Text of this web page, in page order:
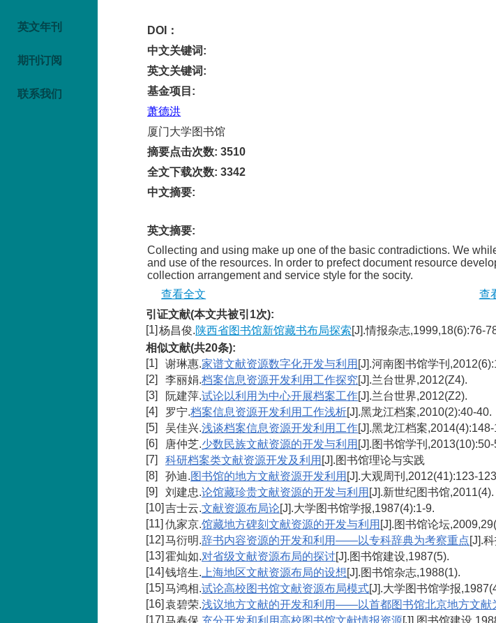
英文年刊
期刊订阅
联系我们
DOI：
中文关键词:
英文关键词:
基金项目 :
萧德洪
厦门大学图书馆
摘要点击次数: 3510
全文下载次数: 3342
中文摘要:
英文摘要:
Collecting and using make up one of the basic contradictions. We
and use of the resources. In order to prefect document resource
collection arrangement and service style for the socity.
查看全文
查
引证文献(本文共被引1次):
[1] 杨昌俊.陕西省图书馆新馆藏书布局探索[J].情报杂志,1999,18(6):76-
相似文献(共20条):
[1]
谢琳惠.家谱文献资源数字化开发与利用 [J].河南图书馆学刊
[2]
李丽娟.档案信息资源开发利用工作探究[J].兰台世界,2012(Z4).
[3]
阮建萍.试论以利用为中心开展档案工作[J].兰台世界,2012(Z2).
[4]
罗宁.档案信息资源开发利用工作浅析[J].黑龙江档案,2010(2):40-40.
[5]
吴佳兴.浅谈档案信息资源开发利用工作[J].黑龙江档案,2014(4):148-
[6]
唐仲芝.少数民族文献资源的开发与利用 [J].图书馆学刊,2013(10):50-
[7]
科研档案类文献资源开发及利用 [J].图书馆理论与实践
[8]
孙迪.图书馆的地方文献资源开发利用 [J].大观周刊,2012(41):123-
[9]
刘建忠.论馆藏珍贵文献资源的开发与利用 [J].新世纪图书馆,2011(4).
[10] 吉士云.文献资源布局论[J].大学图书馆学报,1987(4):1-9.
[11] 仇家京.馆藏地方碑刻文献资源的开发与利用 [J].图书馆论坛
[12] 马衍明.辞书内容资源的开发和利用——以专科辞典为考察重点[J].
[13] 霍灿如.对省级文献资源布局的探讨[J].图书馆建设,1987(5).
[14] 钱培生. 上海地区文献资源布局的设想[J].图书馆杂志,1988(1).
[15] 马鸿相.试论高校图书馆文献资源布局模式[J].大学图书馆学报
[16] 袁碧荣.浅议地方文献的开发和利用——以首都图书馆北京地方文献
[17] 马春保. 充分开发和利用高校图书馆文献情报资源[J].图书馆建设